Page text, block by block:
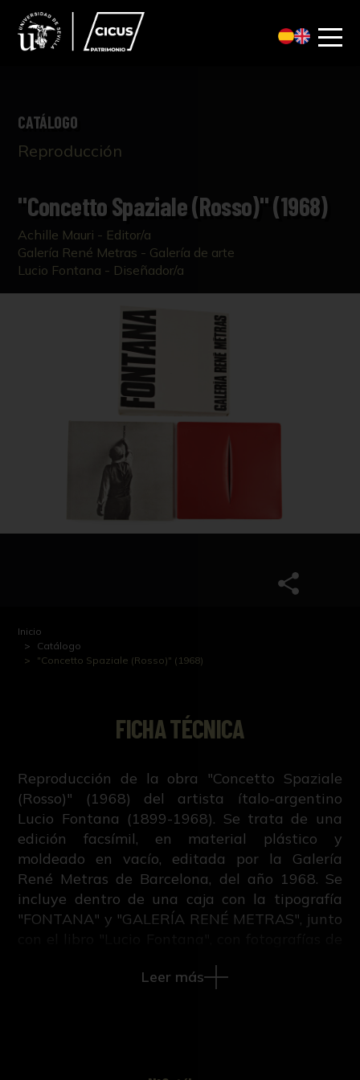
CATÁLOGO
Reproducción
"Concetto Spaziale (Rosso)" (1968)
Achille Mauri - Editor/a
Galería René Metras - Galería de arte
Lucio Fontana - Diseñador/a
Inicio
Catálogo
"Concetto Spaziale (Rosso)" (1968)
FICHA TÉCNICA
Reproducción de la obra "Concetto Spaziale
(Rosso)" (1968) del artista ítalo-argentino
Lucio Fontana (1899-1968). Se trata de una
edición facsímil, en material plástico y
moldeado en vacío, editada por la Galería
René Metras de Barcelona, del año 1968. Se
incluye dentro de una caja con la tipografía
"FONTANA" y "GALERÍA RENÉ METRAS", junto
editado por Achille Mauri en Milán en 1968.
Leer más